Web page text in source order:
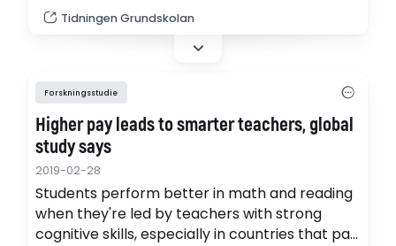
vissa till och med sagt upp sig.
Tidningen Grundskolan
Forskningsstudie
Higher pay leads to smarter teachers, global
study says
2019-02-28
Students perform better in math and reading
when they're led by teachers with strong
cognitive skills, especially in countries that pay